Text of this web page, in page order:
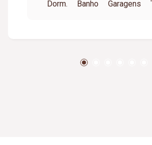
Dorm.
Banho
Garagens